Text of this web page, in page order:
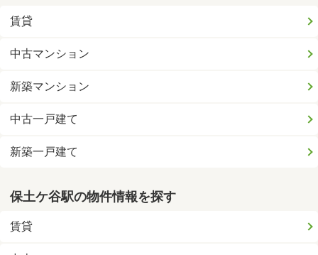
賃貸
中古マンション
新築マンション
中古一戸建て
新築一戸建て
保土ケ谷駅の物件情報を探す
賃貸